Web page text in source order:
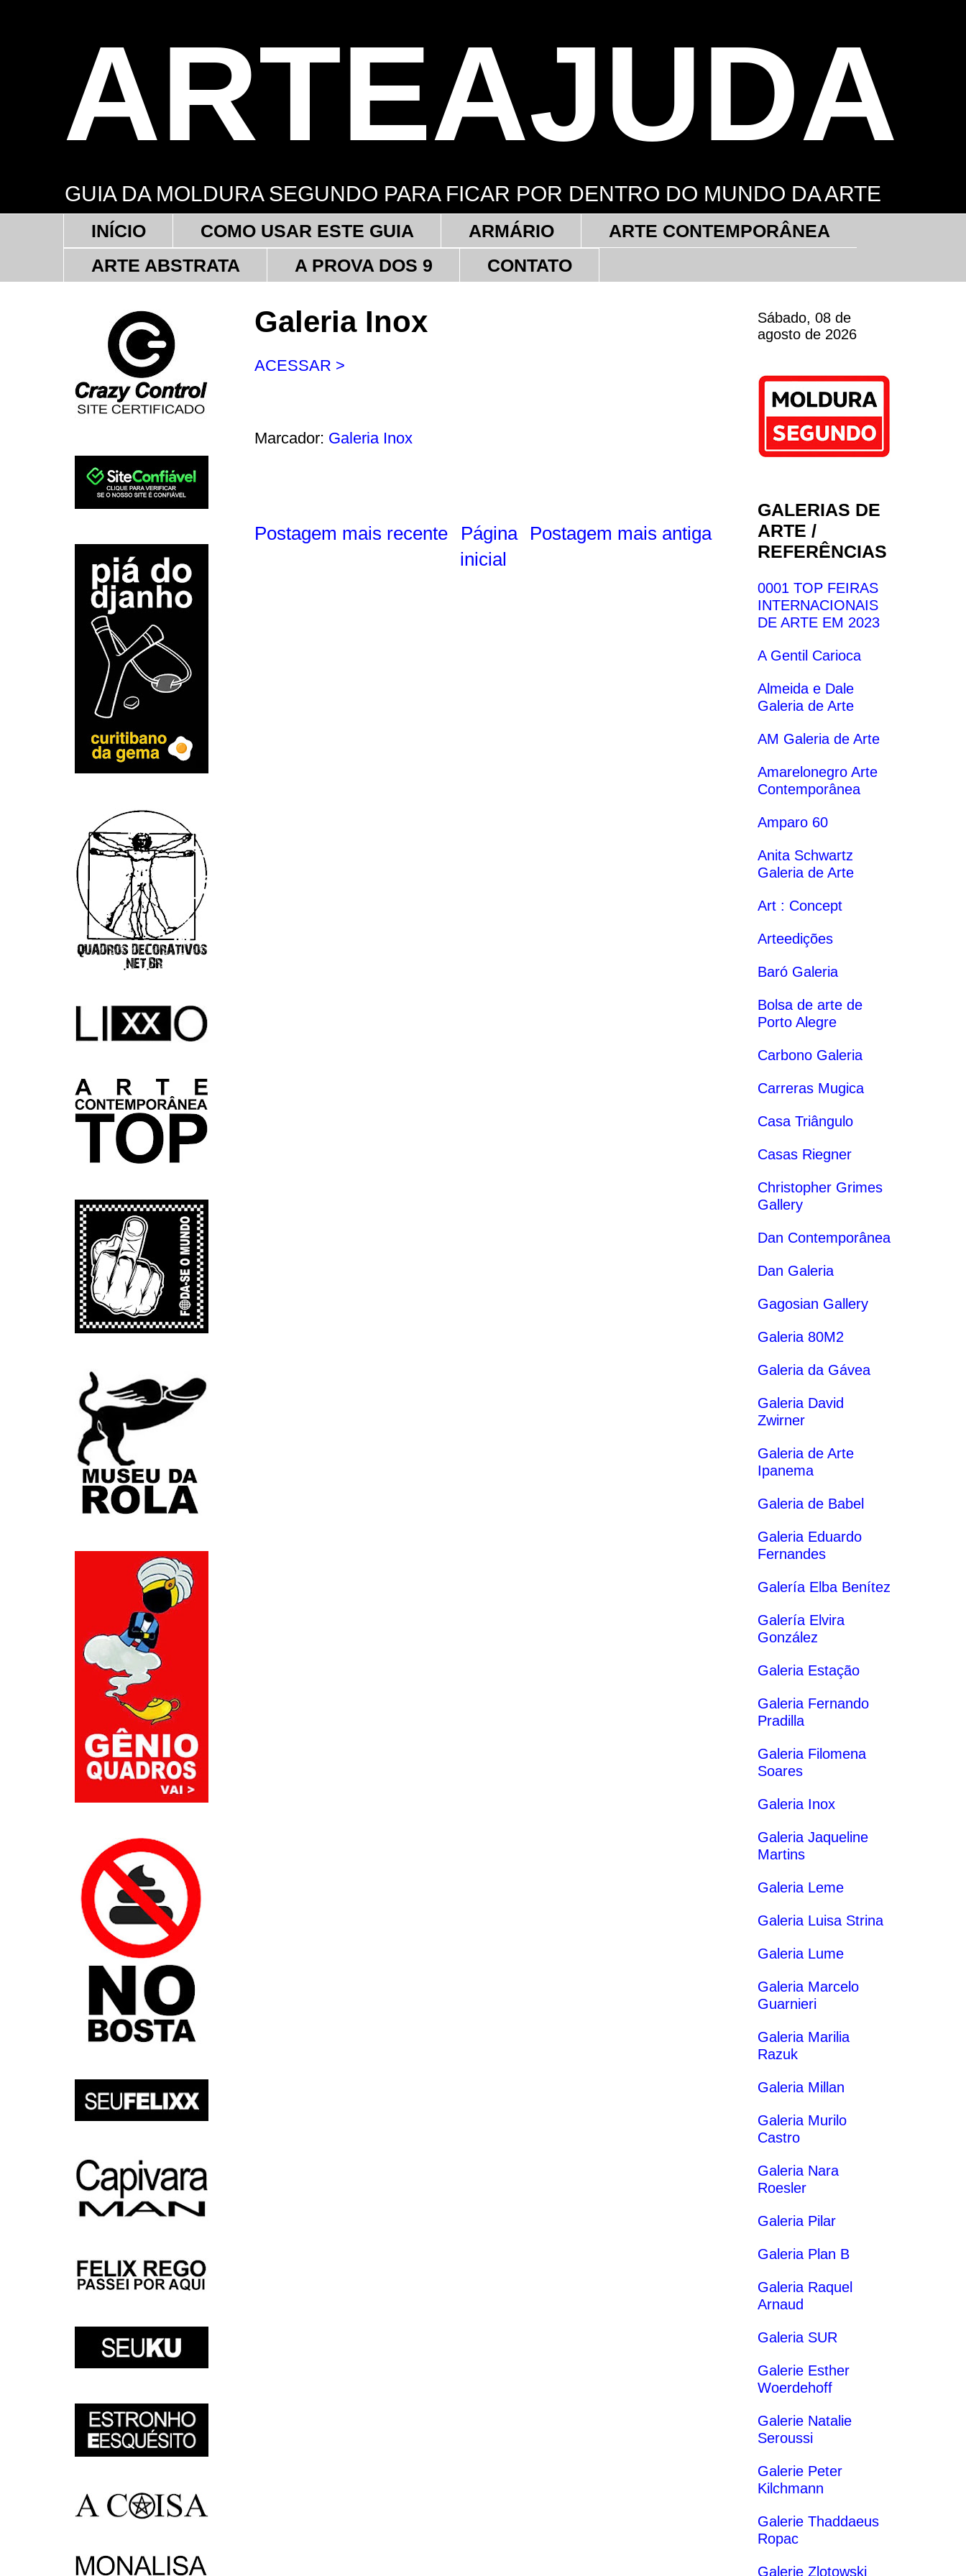
ARTEAJUDA
GUIA DA MOLDURA SEGUNDO PARA FICAR POR DENTRO DO MUNDO DA ARTE
INÍCIO COMO USAR ESTE GUIA ARMÁRIO
ARTE CONTEMPORÂNEA
ARTE ABSTRATA
A PROVA DOS 9 CONTATO
Galeria Inox
ACESSAR >
Marcador: Galeria Inox
Postagem mais recente Postagem mais antiga
Página
inicial
Sábado, 08 de
agosto de 2026
GALERIAS DE
ARTE /
REFERÊNCIAS
0001 TOP FEIRAS
INTERNACIONAIS
DE ARTE EM 2023
A Gentil Carioca
Almeida e Dale
Galeria de Arte
AM Galeria de Arte
Amarelonegro Arte
Contemporânea
Amparo 60
Anita Schwartz
Galeria de Arte
Art : Concept
Arteedições
Baró Galeria
Bolsa de arte de
Porto Alegre
Carbono Galeria
Carreras Mugica
Casa Triângulo
Casas Riegner
Christopher Grimes
Gallery
Dan Contemporânea
Dan Galeria
Gagosian Gallery
Galeria 80M2
Galeria da Gávea
Galeria David
Zwirner
Galeria de Arte
Ipanema
Galeria de Babel
Galeria Eduardo
Fernandes
Galería Elba Benítez
Galería Elvira
González
Galeria Estação
Galeria Fernando
Pradilla
Galeria Filomena
Soares
Galeria Inox
Galeria Jaqueline
Martins
Galeria Leme
Galeria Luisa Strina
Galeria Lume
Galeria Marcelo
Guarnieri
Galeria Marilia
Razuk
Galeria Millan
Galeria Murilo
Castro
Galeria Nara
Roesler
Galeria Pilar
Galeria Plan B
Galeria Raquel
Arnaud
Galeria SUR
Galerie Esther
Woerdehoff
Galerie Natalie
Seroussi
Galerie Peter
Kilchmann
Galerie Thaddaeus
Ropac
Galerie Zlotowski